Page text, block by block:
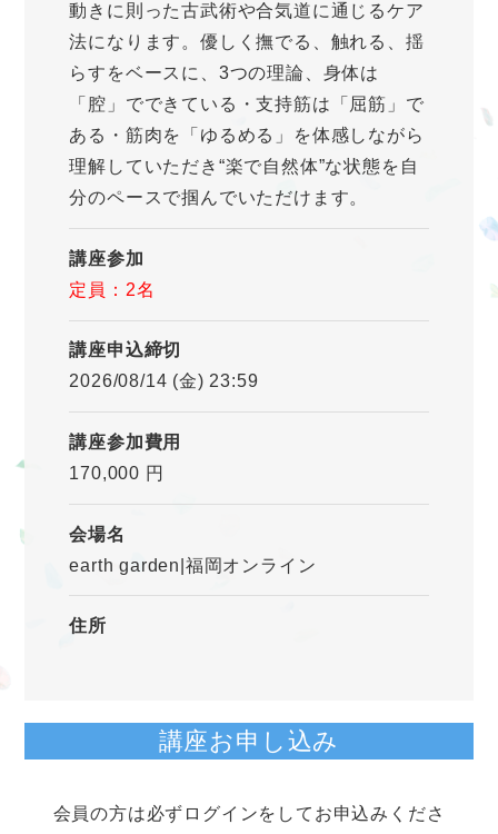
動きに則った古武術や合気道に通じるケア
法になります。優しく撫でる、触れる、揺
らすをベースに、3つの理論、身体は
「腔」でできている・支持筋は「屈筋」で
ある・筋肉を「ゆるめる」を体感しながら
理解していただき“楽で自然体”な状態を自
分のペースで掴んでいただけます。
講座参加
定員：2名
講座申込締切
2026/08/14 (金) 23:59
講座参加費用
170,000 円
会場名
earth garden|福岡オンライン
住所
講座お申し込み
会員の方は必ずログインをしてお申込みくださ